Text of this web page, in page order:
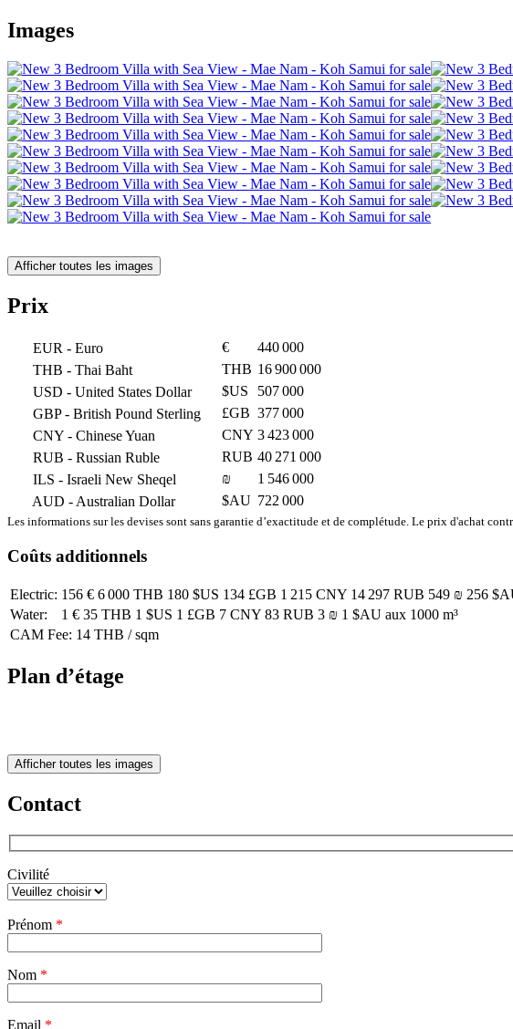
Images
Afficher toutes les images
Prix
EUR - Euro €
440 000
THB - Thai Baht THB 16 900 000
USD - United States Dollar $US
507 000
GBP- British Pound Sterling £GB 377 000
CNY - Chinese Yuan CNY 3 423 000
RUB - Russian Ruble RUB 40 271 000
ILS - Israeli New Sheqel ₪
1 546 000
AUD - Australian Dollar $AU 722 000
Les informations sur les devises sont sans garantie d’exactitude et de complétude. Le prix d'achat
Coûts additionnels
Electric: 156 € 6 000 THB 180 $US 134 £GB 1 215 CNY 14 297 RUB 549 ₪ 256
Water:
1 € 35 THB 1 $US 1 £GB 7 CNY 83 RUB 3 ₪ 1 $AU aux 1000 m³
CAM Fee: 14 THB / sqm
Plan d’étage
Afficher toutes les images
Contact
Civilité
laisser
vide.
Prénom *
Nom *
Email *